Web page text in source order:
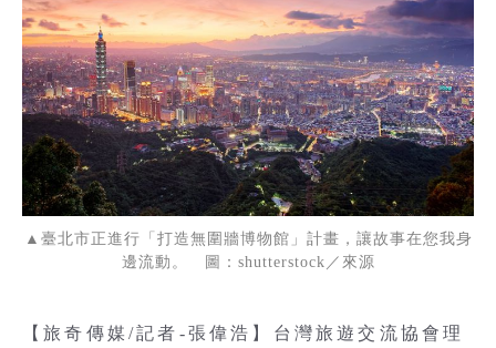
▲臺北市正進行「打造無圍牆博物館」計畫，讓故事在您我身
邊流動。 圖：shutterstock／來源
【旅奇傳媒/記者-張偉浩】台灣旅遊交流協會理